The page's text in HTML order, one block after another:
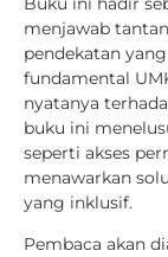
menjawab
pendekatan
fundamental
nyatanya
buku ini
seperti akses
menawarkan
yang inklusif.
Pembaca akan